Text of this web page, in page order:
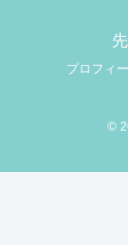
プロフィ
©